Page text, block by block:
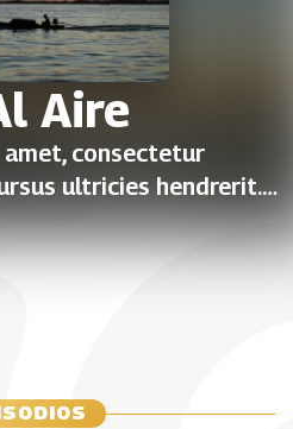
Aire
consectetur
ultricies hendrerit.
imperdiet ante. Donec
tincidunt est non,